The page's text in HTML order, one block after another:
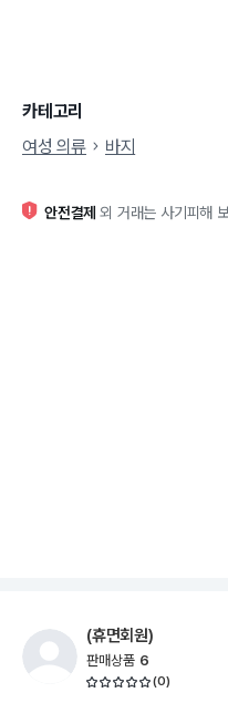
카테고리
여성 의류
바지
안전결제 외 거래는 사기피해
(휴면회원)
판매상품 6
(0)